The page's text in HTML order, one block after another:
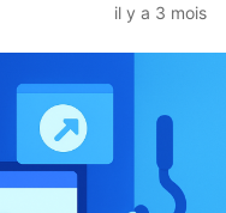
il y a 3 mois